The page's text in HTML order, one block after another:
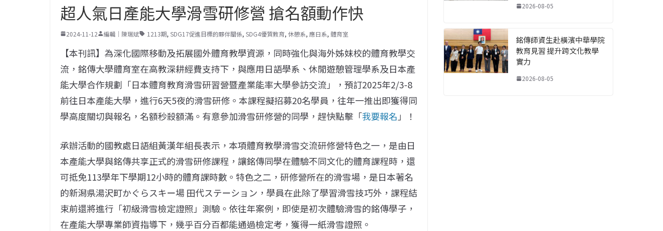
超人氣日產能大學滑雪研修營 搶名額動作快
2024-11-12 編輯｜陳瑞斌 1213期, SDG17促進目標的夥伴關係, SDG4優質教育, 休憩系, 應日系, 體育室
【本刊訊】為深化國際移動及拓展國外體育教學資源，同時強化與海外姊妹校的體育教學交
流，銘傳大學體育室在高教深耕經費支持下，與應用日語學系、休閒遊憩管理學系及日本產
能大學合作規劃「日本體育教育滑雪研習營暨產業能率大學參訪交流」，預訂2025年2/3-8
前往日本產能大學，進行6天5夜的滑雪研修。本課程擬招募20名學員，往年一推出即獲得同
學高度關切與報名，名額秒殺額滿。有意參加滑雪研修營的同學，趕快點擊「我要報名 」！
承辦活動的國教處日語組黃漢年組長表示，本項體育教學滑雪交流研修營特色之一，是由日
本產能大學與銘傳共享正式的滑雪研修課程，讓銘傳同學在體驗不同文化的體育課程時，還
可抵免113學年下學期12小時的體育課時數。特色之二，研修營所在的滑雪場，是日本著名
的新潟県湯沢町かぐらスキー場 田代ステーション，學員在此除了學習滑雪技巧外，課程結
束前還將進行「初級滑雪檢定證照」測驗。依往年案例，即使是初次體驗滑雪的銘傳學子，
在產能大學專業師資指導下，幾乎百分百都能通過檢定考，獲得一紙滑雪證照。
2026-08-05
銘傳師資生赴橫濱中華學院
教育見習 提升跨文化教學
實力
2026-08-05